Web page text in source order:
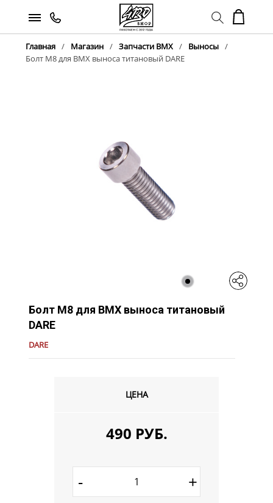
Главная Магазин Запчасти BMX
Выносы
Болт M8 для BMX выноса титановый DARE
Болт M8 для BMX выноса титановый
DARE
DARE
ЦЕНА
490 РУБ.
- +